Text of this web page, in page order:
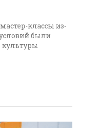
классы из-
были
культуры